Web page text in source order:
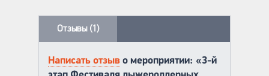
Отзывы (1)
Написать отзыв о мероприятии: «3-й